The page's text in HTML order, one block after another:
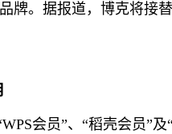
牌。据报道，博克将
会员”、“稻壳会员”